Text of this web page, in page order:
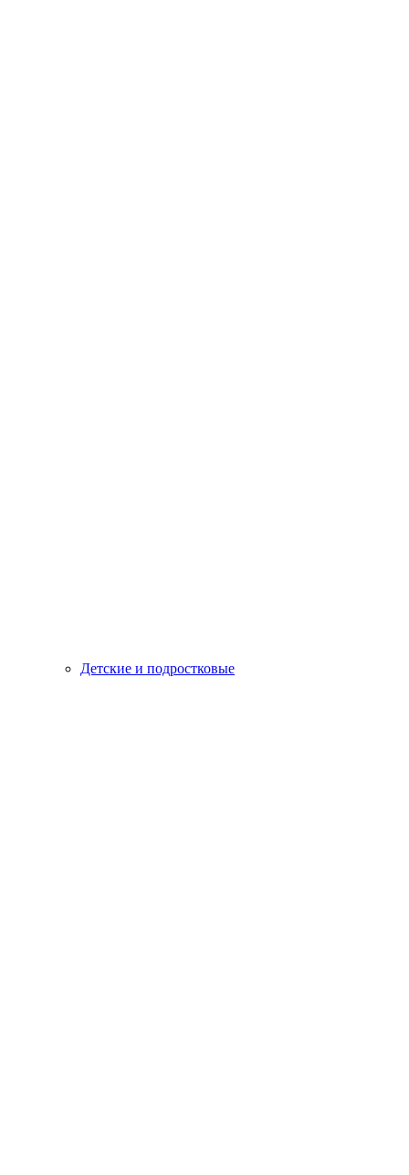
Детские и подростковые